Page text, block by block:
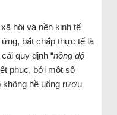
hội và nền kinh tế
bất chấp thực tế là
quy định “nồng độ
phục, bởi một số
không hề uống rượu